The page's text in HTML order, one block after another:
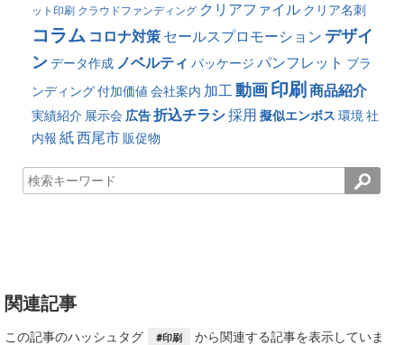
ット印刷 クラウドファンディング クリアファイル クリア名刺
コラム コロナ対策 セールスプロモーション デザイ
ンデータ作成 ノベルティ パッケージ パンフレット ブラ
ンディング付加価値 会社案内 加工動画印刷 商品紹介
実績紹介 展示会 広告折込チラシ採用 擬似エンボス 環境 社
内報 紙西尾市 販促物
関連記事
この記事のハッシュタグ #印刷
から関連する記事を表示していま